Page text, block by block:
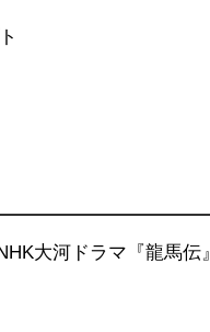
大河ドラマ『龍馬伝